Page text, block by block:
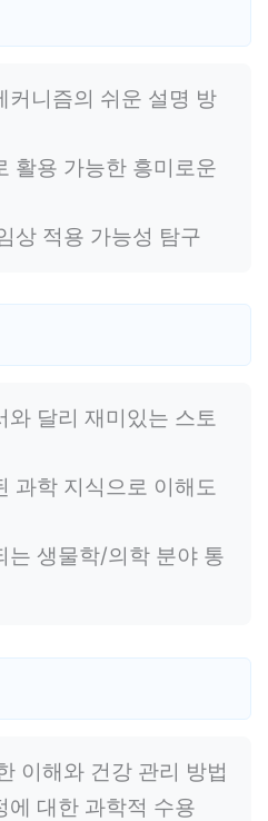
커니즘의 쉬운 설명 방
활용 가능한 흥미로운
상 적용 가능성 탐구
와 달리 재미있는 스토
과학 지식으로 이해도
는 생물학/의학 분야 통
이해와 건강 관리 방법
에 대한 과학적 수용